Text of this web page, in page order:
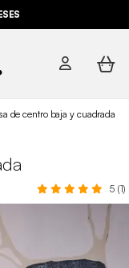
de centro baja y cuadrada
5 (1)